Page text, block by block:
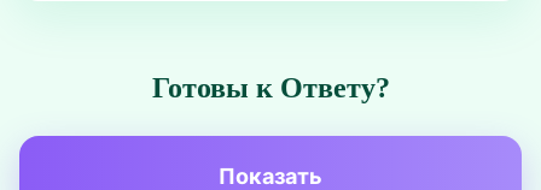
Готовы к Ответу?
Показать